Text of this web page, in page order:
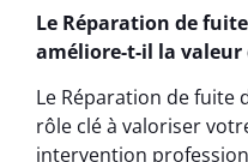
Le Réparation de
améliore-t-il la valeur
Le Réparation de fuite
rôle clé à valoriser
intervention